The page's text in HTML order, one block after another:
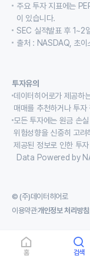
홈 검색
주요 투자 지표에는
이 있습니다.
SEC 실적발표 후 1~2
출처 : NASDAQ, 초이
투자유의
데이터히어로가 제공하
매매를 추천하거나 투
모든 투자에는 원금 손
위험성향을 신중히 고
제공된 정보로 인한 투
Data Powered by
© (주)데이터히어로
이용약관개인정보 처리방침